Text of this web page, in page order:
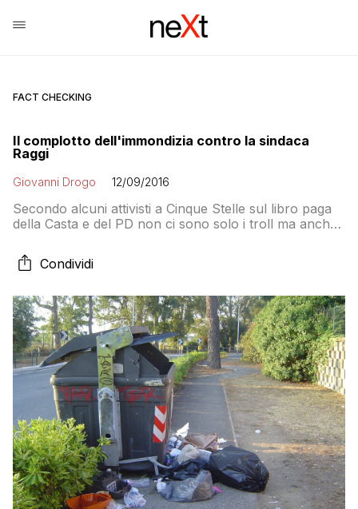
FACT CHECKING
Il complotto dell'immondizia contro la sindaca
Raggi
Giovanni Drogo 12/09/2016
Secondo alcuni attivisti a Cinque Stelle sul libro paga
della Casta e del PD non ci sono solo i troll ma anche
screditare l’operato di Raggi e Muraro. Vediamo cosa
succede veramente, invece
Condividi